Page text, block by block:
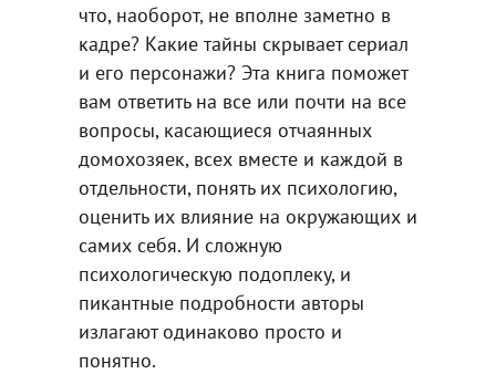
что, наоборот, не вполне заметно в
кадре? Какие тайны скрывает сериал
и его персонажи? Эта книга поможет
вам ответить на все или почти на все
вопросы, касающиеся отчаянных
домохозяек, всех вместе и каждой в
отдельности, понять их психологию,
оценить их влияние на окружающих и
самих себя. И сложную
психологическую подоплеку, и
пикантные подробности авторы
излагают одинаково просто и
понятно.